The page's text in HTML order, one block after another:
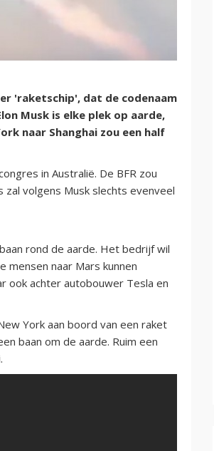
'raketschip', dat de codenaam
Musk is elke plek op aarde,
naar Shanghai zou een half
in Australië. De BFR zou
volgens Musk slechts evenveel
rond de aarde. Het bedrijf wil
mensen naar Mars kunnen
ook achter autobouwer Tesla en
York aan boord van een raket
baan om de aarde. Ruim een